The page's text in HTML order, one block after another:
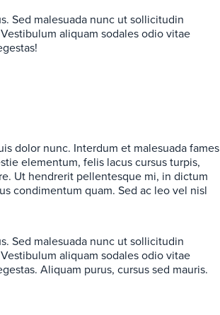
Sed malesuada nunc ut sollicitudin
aliquam sodales odio vitae
dolor nunc. Interdum et malesuada fames
elementum, felis lacus cursus turpis,
Ut hendrerit pellentesque mi, in dictum
condimentum quam. Sed ac leo vel nisl
Sed malesuada nunc ut sollicitudin
aliquam sodales odio vitae
Aliquam purus, cursus sed mauris.